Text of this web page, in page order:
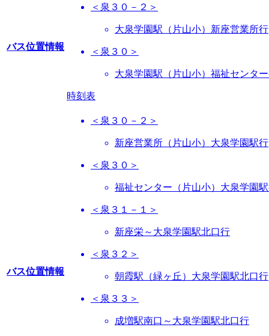
バス位置情報
＜泉３０－２＞
大泉学園駅（片山小）新座営業所行
＜泉３０＞
大泉学園駅（片山小）福祉センタ
時刻表
バス位置情報
＜泉３０－２＞
新座営業所（片山小）大泉学園駅行
＜泉３０＞
福祉センター（片山小）大泉学園
＜泉３１－１＞
新座栄～大泉学園駅北口行
＜泉３２＞
朝霞駅（緑ヶ丘）大泉学園駅北口行
＜泉３３＞
成増駅南口～大泉学園駅北口行